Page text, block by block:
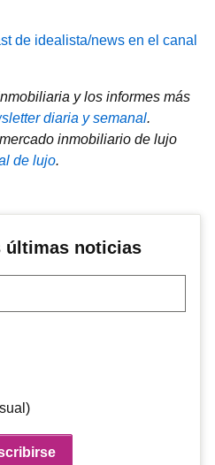
de idealista/news en el canal
y los informes más
diaria y semanal.
inmobiliario de lujo
de lujo.
últimas noticias